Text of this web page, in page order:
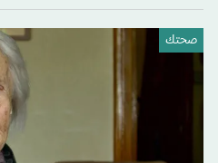
صحتك